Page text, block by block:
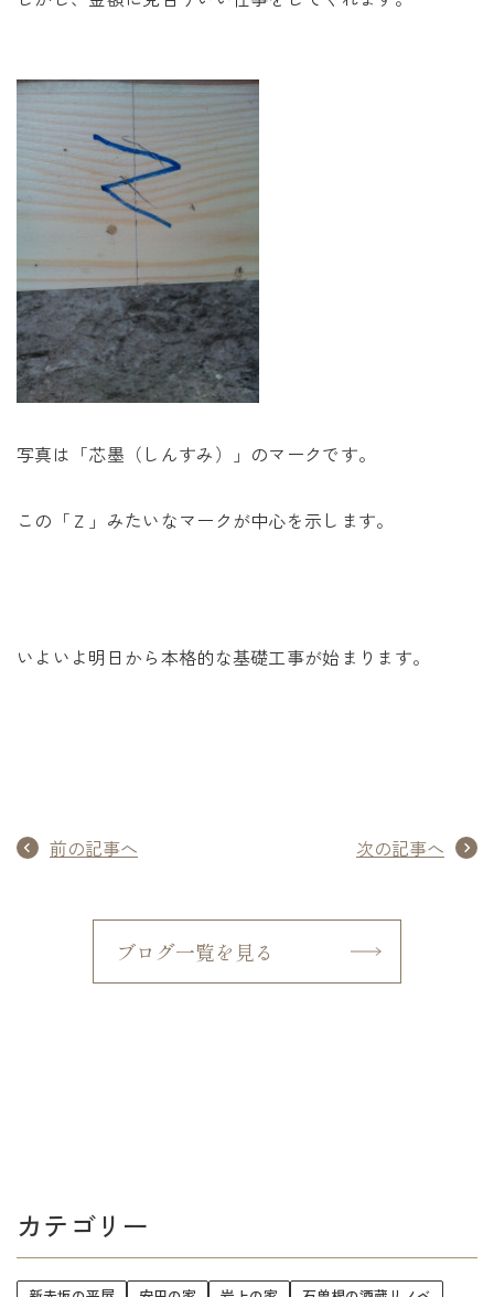
写真は「芯墨（しんすみ）」のマークです。
この「Ｚ」みたいなマークが中心を示します。
いよいよ明日から本格的な基礎工事が始まります。
前の記事へ 次の記事へ
ブログ一覧を見る
カテゴリー